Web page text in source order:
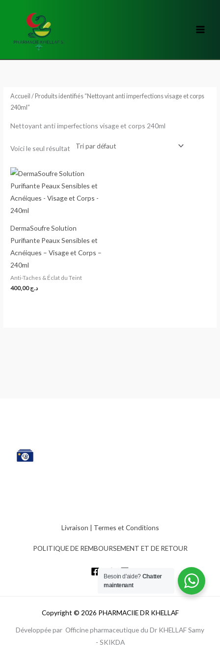
Accueil / Produits identifiés “Nettoyant anti imperfections visage et corps
240ml”
Nettoyant anti imperfections visage et corps 240ml
Voici le seul résultat
DermaSoufre Solution
Purifiante Peaux Sensibles et
Acnéiques – Visage et Corps –
240ml
Anti-Taches & Éclat du Teint
د.ج400,00
Livraison | Termes et Conditions
POLITIQUE DE REMBOURSEMENT ET DE RETOUR
Copyright © 2026 PHARMACIIE DR KHELLAF
Développée par Officine pharmaceutique du Dr KHELLAF Samy
- SKIKDA
Besoin d'aide? Chatter
maintenant